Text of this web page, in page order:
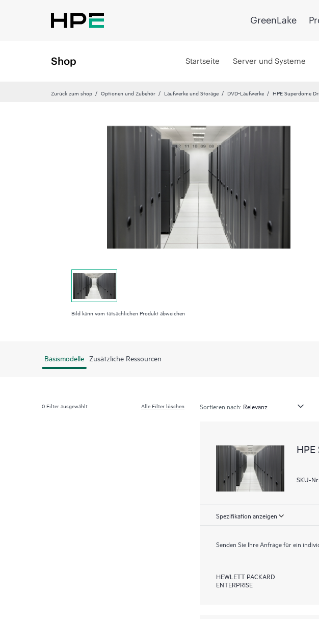
GreenLake
Shop Startseite Server und Systeme
Zurück zum shop Optionen und Zubehör Laufwerke und Storage DVD-Laufwerke HPE Superdome
Bild kann vom tatsächlichen Produkt abweichen
Basismodelle Zusätzliche Ressourcen
0Filter ausgewählt Alle Filter löschen Sortieren nach:
HPE
SKU-
Spezifikation anzeigen
Senden Sie Ihre Anfrage für ein
HEWLETT PACKARD
ENTERPRISE